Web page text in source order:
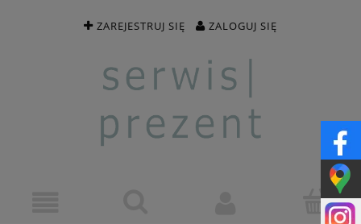
ZAREJESTRUJ SIĘ ZALOGUJ SIĘ